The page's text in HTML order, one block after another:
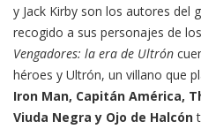
y Jack Kirby son los autores del
recogido a sus personajes de
Vengadores: la era de Ultrón
héroes y Ultrón, un villano que
Iron Man, Capitán América,
Viuda Negra y Ojo de Halcón